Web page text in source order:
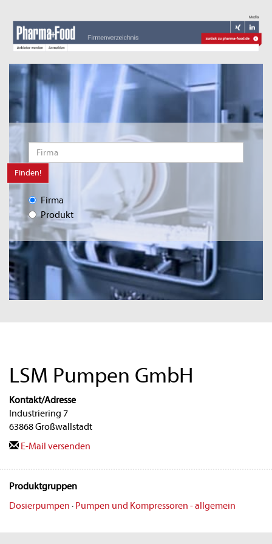
Finden!
Firma
Produkt
LSM Pumpen GmbH
Kontakt/Adresse
Industriering 7
63868 Großwallstadt
E-Mail versenden
Produktgruppen
Dosierpumpen · Pumpen und Kompressoren - allgemein